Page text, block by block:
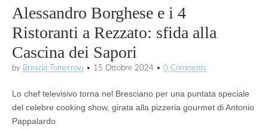
Alessandro Borghese e i 4
Ristoranti a Rezzato: sfida alla
Cascina dei Sapori
by Brescia Tomorrow • 15 Ottobre 2024 • 0 Comments
Lo chef televisivo torna nel Bresciano per una puntata speciale
del celebre cooking show, girata alla pizzeria gourmet di Antonio
Pappalardo